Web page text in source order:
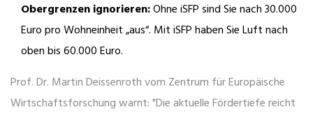
Obergrenzen ignorieren:Ohne iSFP sind Sie nach 30.000
Euro pro Wohneinheit „aus“. Mit iSFP haben Sie Luft nach
oben bis 60.000 Euro.
Prof. Dr. Martin Deissenroth vom Zentrum für Europäische
Wirtschaftsforschung warnt: "Die aktuelle Fördertiefe reicht